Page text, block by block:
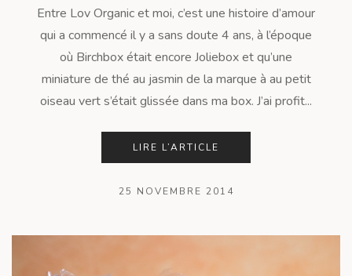
Entre Lov Organic et moi, c’est une histoire d’amour
qui a commencé il y a sans doute 4 ans, à l’époque
où Birchbox était encore Joliebox et qu’une
miniature de thé au jasmin de la marque à au petit
oiseau vert s’était glissée dans ma box. J’ai profit...
LIRE L’ARTICLE
25 NOVEMBRE 2014